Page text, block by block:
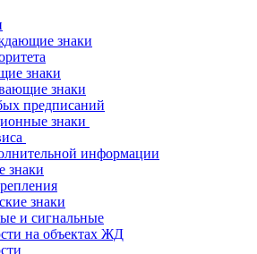
знаки
знаки
знаки
предписаний
знаки
информации
знаки
знаки
и сигнальные
на объектах ЖД